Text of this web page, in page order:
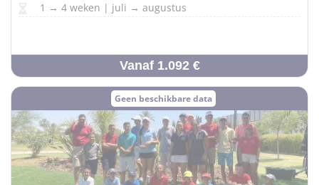
1 → 4 weken | juli → augustus
Vanaf 1.092 €
Geen beschikbare data